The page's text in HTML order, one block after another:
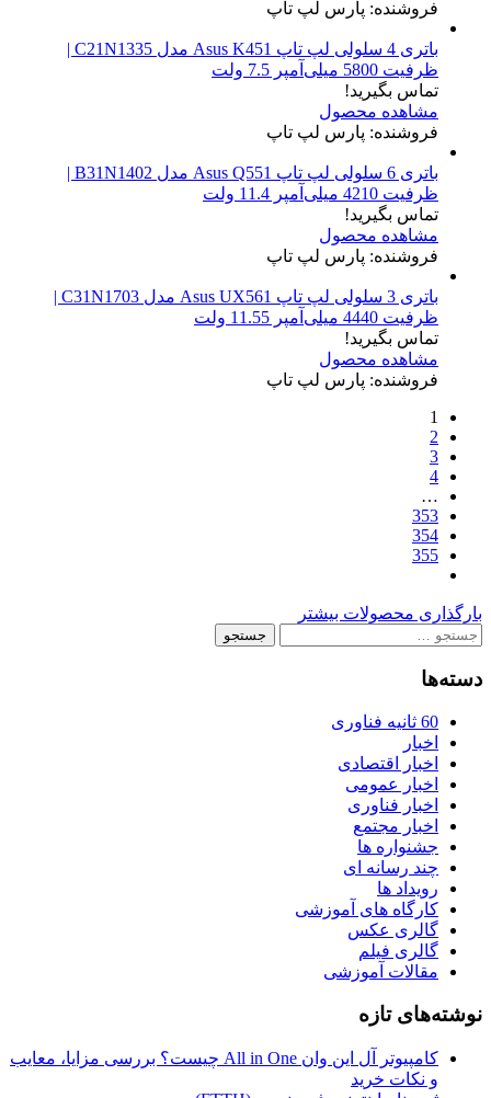
فروشنده: پارس لپ تاپ
باتری 4 سلولی لپ تاپ Asus K451 مدل C21N1335 |
ظرفیت 5800 میلی‌آمپر 7.5 ولت
تماس بگیرید!
مشاهده محصول
فروشنده: پارس لپ تاپ
باتری 6 سلولی لپ تاپ Asus Q551 مدل B31N1402 |
ظرفیت 4210 میلی‌آمپر 11.4 ولت
تماس بگیرید!
مشاهده محصول
فروشنده: پارس لپ تاپ
باتری 3 سلولی لپ تاپ Asus UX561 مدل C31N1703 |
ظرفیت 4440 میلی‌آمپر 11.55 ولت
تماس بگیرید!
مشاهده محصول
فروشنده: پارس لپ تاپ
1
2
3
4
…
353
354
355
بارگذاری محصولات بیشتر
جستجو
دسته‌ها
60 ثانیه فناوری
اخبار
اخبار اقتصادی
اخبار عمومی
اخبار فناوری
اخبار مجتمع
جشنواره ها
چند رسانه ای
رویداد ها
کارگاه‌ های آموزشی
گالری عکس
گالری فیلم
مقالات آموزشی
نوشته‌های تازه
کامپیوتر آل این وان All in One چیست؟ بررسی مزایا، معایب
و نکات خرید